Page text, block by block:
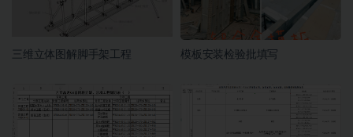
三维立体图解脚手架工程 模板安装检验批填写